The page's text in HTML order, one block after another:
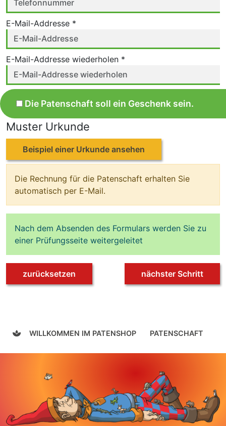
E-Mail-Addresse *
E-Mail-Addresse wiederholen *
Die Patenschaft soll ein Geschenk sein.
Muster Urkunde
Beispiel einer Urkunde ansehen
Die Rechnung für die Patenschaft erhalten Sie
automatisch per E-Mail.
Nach dem Absenden des Formulars werden Sie zu
einer Prüfungsseite weitergeleitet
zurücksetzen nächster Schritt
WILLKOMMEN IM PATENSHOP PATENSCHAFT